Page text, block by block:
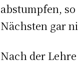
abstumpfen,
Nächsten gar
Nach der